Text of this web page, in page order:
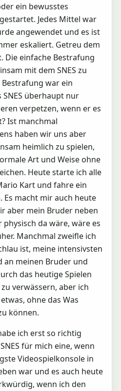
ein bewusstes
Jedes Mittel war
angewendet und es ist
eskaliert. Getreu dem
Die einfache Bestrafung
mit dem SNES zu
war ein
überhaupt nur
verpetzen, wenn er es
Ist manchmal
haben wir uns aber
heimlich zu spielen,
Art und Weise ohne
Heute starte ich alle
Kart und fahre ein
Es macht mir auch heute
aber mein Bruder neben
da wäre, wäre es
Manchmal zweifle ich
ist, meine intensivsten
an meinen Bruder und
das heutige Spielen
verwässern, aber ich
ohne das Was
können.
ich erst so richtig
für mich eine, wenn
Videospielkonsole in
war und es auch heute
wenn ich den